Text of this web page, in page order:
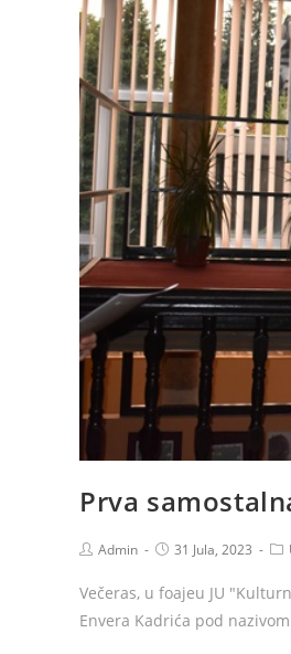
Prva
Admin 31 Jula, 2023
Večeras, u foajeu JU
Envera Kadrića pod